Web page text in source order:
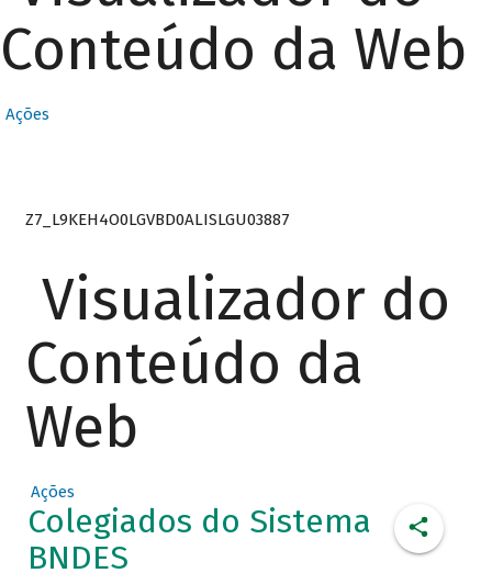
Conteúdo da Web
Ações
Z7_L9KEH4O0LGVBD0ALISLGU03887
Visualizador do
Conteúdo da
Web
Ações
Colegiados do Sistema
BNDES